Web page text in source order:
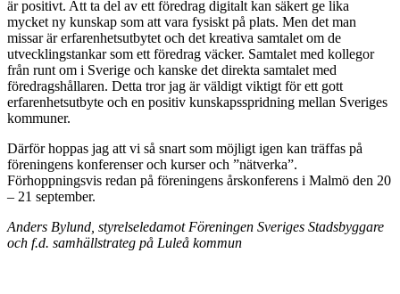
är positivt. Att ta del av ett föredrag digitalt kan säkert ge lika
mycket ny kunskap som att vara fysiskt på plats. Men det man
missar är erfarenhetsutbytet och det kreativa samtalet om de
utvecklingstankar som ett föredrag väcker. Samtalet med kollegor
från runt om i Sverige och kanske det direkta samtalet med
föredragshållaren. Detta tror jag är väldigt viktigt för ett gott
erfarenhetsutbyte och en positiv kunskapsspridning mellan Sveriges
kommuner.
Därför hoppas jag att vi så snart som möjligt igen kan träffas på
föreningens konferenser och kurseroch ”nätverka”.
Förhoppningsvis redan på föreningens årskonferens i Malmö den 20
– 21 september.
Anders Bylund, styrelseledamot Föreningen Sveriges Stadsbyggare
och f.d. samhällstrateg på Luleå kommun